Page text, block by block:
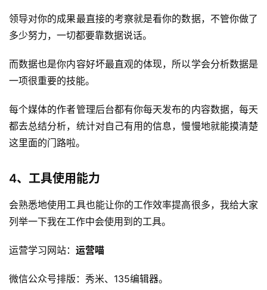
领导对你的成果最直接的考察就是看你的数据，不管你做了
多少努力，一切都要靠数据说话。
而数据也是你内容好坏最直观的体现，所以学会分析数据是
一项很重要的技能。
每个媒体的作者管理后台都有你每天发布的内容数据，每天
都去总结分析，统计对自己有用的信息，慢慢地就能摸清楚
这里面的门路啦。
4、工具使用能力
会熟悉地使用工具也能让你的工作效率提高很多，我给大家
列举一下我在工作中会使用到的工具。
运营学习网站： 运营喵
微信公众号排版：秀米、135编辑器。